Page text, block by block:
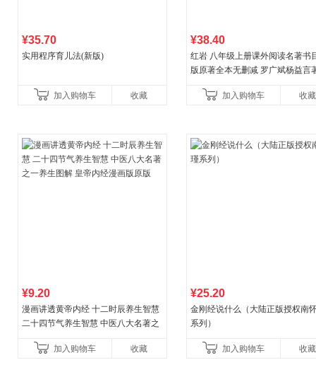
¥35.70
实用程序育儿法(新版)
加入购物车 收藏
¥38.40
红岩 八年级上册课外阅读名著书
版原著全本无删减 罗广斌杨益言
国青年出版社加入购物车 收藏
¥9.20
漫画讲透黄帝内经 十二时辰养生智慧
二十四节气养生智慧 中医八大名著之
加入购物车
收藏
¥25.20
金刚经说什么（大陆正版授权南
系列）
加入购物车 收藏